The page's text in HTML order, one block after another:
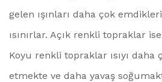
gelen ışınları daha çok
ısınırlar. Açık renkli topraklar ise
Koyu renkli topraklar ısıyı daha
etmekte ve daha yavaş